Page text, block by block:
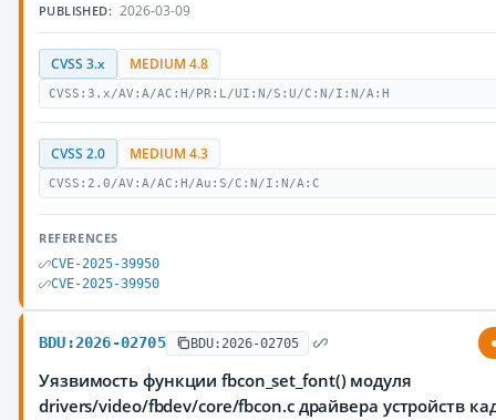
PUBLISHED: 2026-03-09
CVSS 3.x MEDIUM 4.8
CVSS:3.x/AV:A/AC:H/PR:L/UI:N/S:U/C:N/I:N/A:H
CVSS 2.0 MEDIUM 4.3
CVSS:2.0/AV:A/AC:H/Au:S/C:N/I:N/A:C
REFERENCES
CVE-2025-39950
CVE-2025-39950
BDU:2026-02705 BDU:2026-02705
Уязвимость функции fbcon_set_font() модуля
drivers/video/fbdev/core/fbcon.c драйвера устройств